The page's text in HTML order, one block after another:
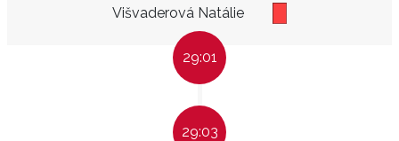
Višvaderová Natálie
29:01
29:03